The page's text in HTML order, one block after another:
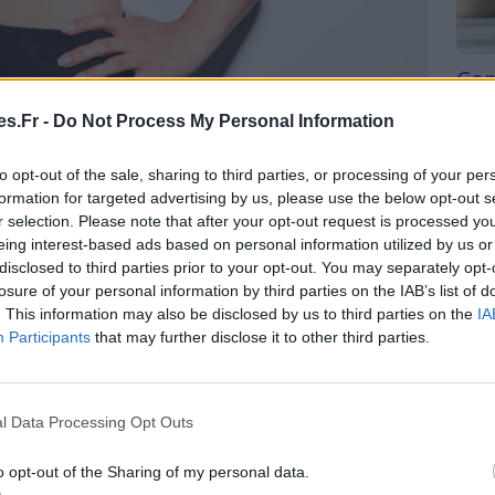
- Do Not Process My Personal Information
opt-out of the sale, sharing to third parties, or processing of your
for targeted advertising by us, please use the below opt-out
selection. Please note that after your opt-out request is processed
interest-based ads based on personal information utilized by us
to third parties prior to your opt-out. You may separately
of your personal information by third parties on the IAB’s list of
This information may also be disclosed by us to third parties on the
Participants that may further disclose it to other third parties.
Data Processing Opt Outs
opt-out of the Sharing of my personal data.
multiples bénéfices sur l’organisme,
mentale de manière significative. Voici quelques-
. Le magnésium joue un rôle clé dans la
On l’utilise particulièrement en cas de stress,
sur le système nerveux aide non seulement à
l’humeur générale et à combattre la
être mental​.
marin a un effet bénéfique sur le
mélatonine, l’hormone régulant les cycles de
les insomnies et àaméliorer la qualité du
Tri
du